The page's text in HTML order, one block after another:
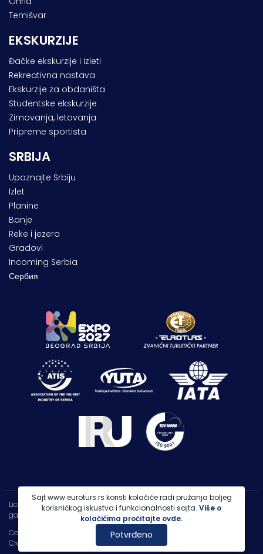
Temišvar
EKSKURZIJE
Đačke ekskurzije i izleti
Rekreativna nastava
Ekskurzije za obdaništa
Studentske ekskurzije
Zimovanja, letovanja
Pripreme sportista
SRBIJA
Upoznajte Srbiju
Izlet
Planine
Banje
Reke i jezera
Gradovi
Incoming Serbia
Сербия
Copyright 2026 |
PP Euroturs Niš DOO
Credits
- Designed & Developed by
Licenca OTP-A 107/2021
garancija putovanja 250.000€
Sajt www.euroturs.rs koristi kolačiće radi pružanja boljeg
korisničkog iskustva i funkcionalnosti sajta. Više o
kolačićima pročitajte ovde.
Potvrđeno